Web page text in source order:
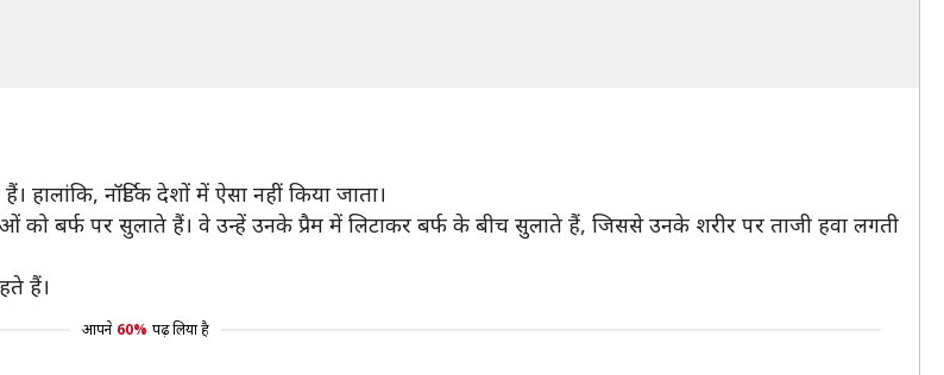
नॉर्डिक देशों में ऐसा नहीं किया जाता।
को बर्फ पर सुलाते हैं। वे उन्हें उनके प्रैम में लिटाकर बर्फ के बीच सुलाते हैं, जिससे उनके शरीर पर ताजी हवा लगती
हैं।
आपने 60% पढ़ लिया है